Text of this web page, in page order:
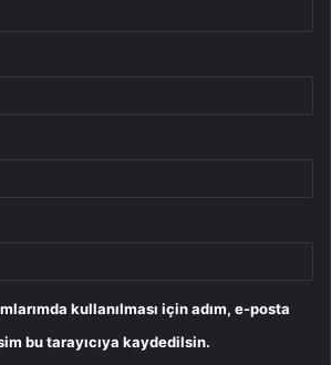
kullanılması için adım, e-posta
bu tarayıcıya kaydedilsin.